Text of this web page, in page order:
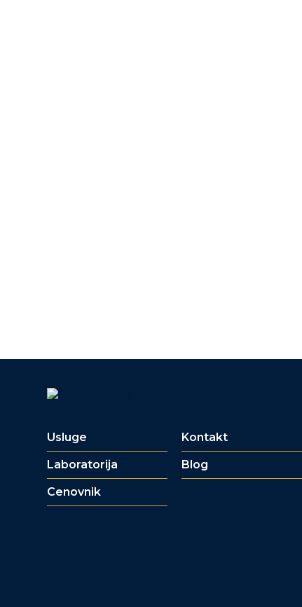
Usluge Kontakt
Laboratorija Blog
Cenovnik